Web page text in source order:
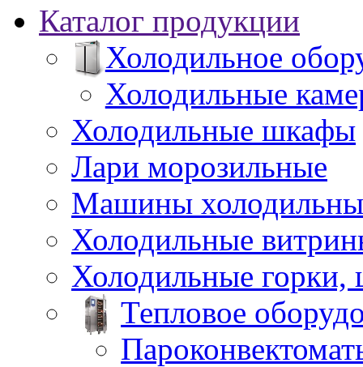
Каталог продукции
Холодильное
Холодильные
Холодильные шкафы
Лари морозильные
Машины
Холодильные
Холодильные
Тепловое